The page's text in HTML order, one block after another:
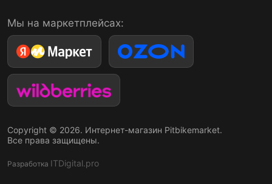
Мы на маркетплейсах:
Copyright © 2026. Интернет-магазин Pitbikemarket.
Все права защищены.
Разработка ITDigital.pro